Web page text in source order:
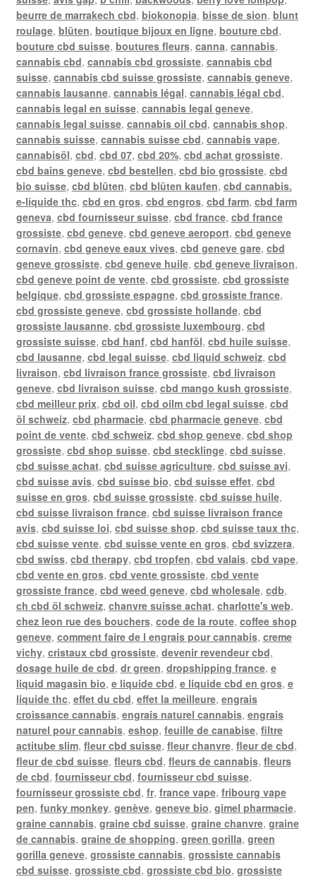
beurre de marrakech cbd, biokonopia, bisse de sion, blunt
roulage, blüten, boutique bijoux en ligne, bouture cbd,
bouture cbd suisse, boutures fleurs, canna, cannabis,
cannabis cbd, cannabis cbd grossiste, cannabis cbd
suisse, cannabis cbd suisse grossiste, cannabis geneve,
cannabis lausanne, cannabis légal, cannabis légal cbd,
cannabis legal en suisse, cannabis legal geneve,
cannabis legal suisse, cannabis oil cbd, cannabis shop,
cannabis suisse, cannabis suisse cbd, cannabis vape,
cannabisöl, cbd, cbd 07, cbd 20%, cbd achat grossiste,
cbd bains geneve, cbd bestellen, cbd bio grossiste, cbd
bio suisse, cbd blüten, cbd blüten kaufen, cbd cannabis.
e-liquide thc, cbd en gros, cbd engros, cbd farm, cbd farm
geneva, cbd fournisseur suisse, cbd france, cbd france
grossiste, cbd geneve, cbd geneve aeroport, cbd geneve
cornavin, cbd geneve eaux vives, cbd geneve gare, cbd
geneve grossiste, cbd geneve huile, cbd geneve livraison,
cbd geneve point de vente, cbd grossiste, cbd grossiste
belgique, cbd grossiste espagne, cbd grossiste france,
cbd grossiste geneve, cbd grossiste hollande, cbd
grossiste lausanne, cbd grossiste luxembourg, cbd
grossiste suisse, cbd hanf, cbd hanföl, cbd huile suisse,
cbd lausanne, cbd legal suisse, cbd liquid schweiz, cbd
livraison, cbd livraison france grossiste, cbd livraison
geneve, cbd livraison suisse, cbd mango kush grossiste,
cbd meilleur prix, cbd oil, cbd oilm cbd legal suisse, cbd
öl schweiz, cbd pharmacie, cbd pharmacie geneve, cbd
point de vente, cbd schweiz, cbd shop geneve, cbd shop
grossiste, cbd shop suisse, cbd stecklinge, cbd suisse,
cbd suisse achat, cbd suisse agriculture, cbd suisse avi,
cbd suisse avis, cbd suisse bio, cbd suisse effet, cbd
suisse en gros, cbd suisse grossiste, cbd suisse huile,
cbd suisse livraison france, cbd suisse livraison france
avis, cbd suisse loi, cbd suisse shop, cbd suisse taux thc,
cbd suisse vente, cbd suisse vente en gros, cbd svizzera,
cbd swiss, cbd therapy, cbd tropfen, cbd valais, cbd vape,
cbd vente en gros, cbd vente grossiste, cbd vente
grossiste france, cbd weed geneve, cbd wholesale, cdb,
ch cbd öl schweiz, chanvre suisse achat, charlotte's web,
chez leon rue des bouchers, code de la route, coffee shop
geneve, comment faire de l engrais pour cannabis, creme
vichy, cristaux cbd grossiste, devenir revendeur cbd,
dosage huile de cbd, dr green, dropshipping france, e
liquid magasin bio, e liquide cbd, e liquide cbd en gros, e
liquide thc, effet du cbd, effet la meilleure, engrais
croissance cannabis, engrais naturel cannabis, engrais
naturel pour cannabis, eshop, feuille de canabise, filtre
actitube slim, fleur cbd suisse, fleur chanvre, fleur de cbd,
fleur de cbd suisse, fleurs cbd, fleurs de cannabis, fleurs
de cbd, fournisseur cbd, fournisseur cbd suisse,
fournisseur grossiste cbd, fr, france vape, fribourg vape
pen, funky monkey, genève, geneve bio, gimel pharmacie,
graine cannabis, graine cbd suisse, graine chanvre, graine
de cannabis, graine de shopping, green gorilla, green
gorilla geneve, grossiste cannabis, grossiste cannabis
cbd suisse, grossiste cbd, grossiste cbd bio, grossiste